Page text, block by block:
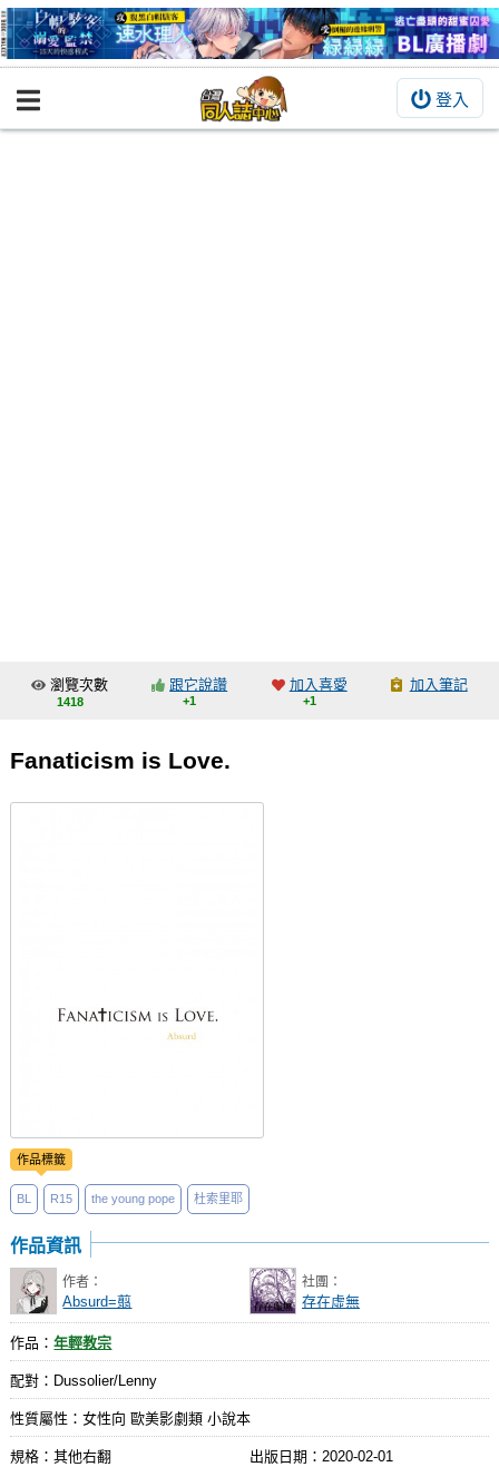
登入
BOOKY書集倉庫
交流中心
瀏覽次數
1418
跟它說讚
+1
加入喜愛
+1
加入筆記
Fanaticism is Love.
作品標籤
BL R15 the young pope 杜索里耶
作品資訊
作者：
Absurd=翦
社團：
存在虛無
作品：年輕教宗
配對：Dussolier/Lenny
性質屬性：女性向 歐美影劇類 小說本
規格：其他右翻 出版日期： 2020-02-01